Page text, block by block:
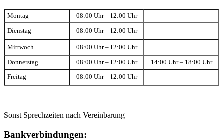
Montag 08:00 Uhr – 12:00 Uhr
Dienstag 08:00 Uhr – 12:00 Uhr
Mittwoch 08:00 Uhr – 12:00 Uhr
Donnerstag 08:00 Uhr – 12:00 Uhr 14:00 Uhr – 18:00 Uhr
Freitag 08:00 Uhr – 12:00 Uhr
Sonst Sprechzeiten nach Vereinbarung
Bankverbindungen: